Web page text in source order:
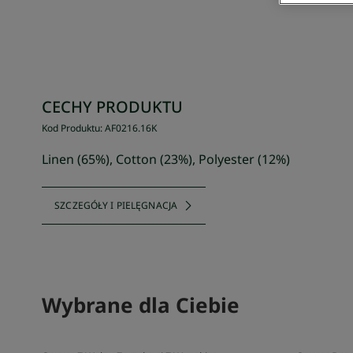
CECHY PRODUKTU
Kod Produktu:AF0216.16K
Linen (65%), Cotton (23%), Polyester (12%)
SZCZEGÓŁY I PIELĘGNACJA
Wybrane dla Ciebie